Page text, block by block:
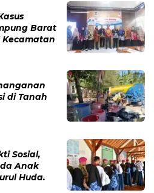
Barat
Kecamatan
di Tanah
Sosial,
Anak
Huda.